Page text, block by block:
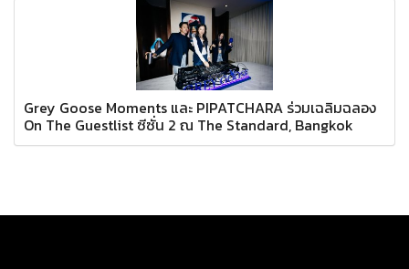
Grey Goose Moments และ PIPATCHARA ร่วมเฉลิมฉลอง
On The Guestlist ซีซั่น 2 ณ The Standard, Bangkok